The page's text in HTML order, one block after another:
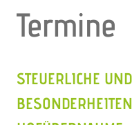
Termine
STEUERLICHE